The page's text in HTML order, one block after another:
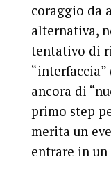
coraggio da
alternativa,
tentativo di
ancora di
primo step
merita un
entrare in